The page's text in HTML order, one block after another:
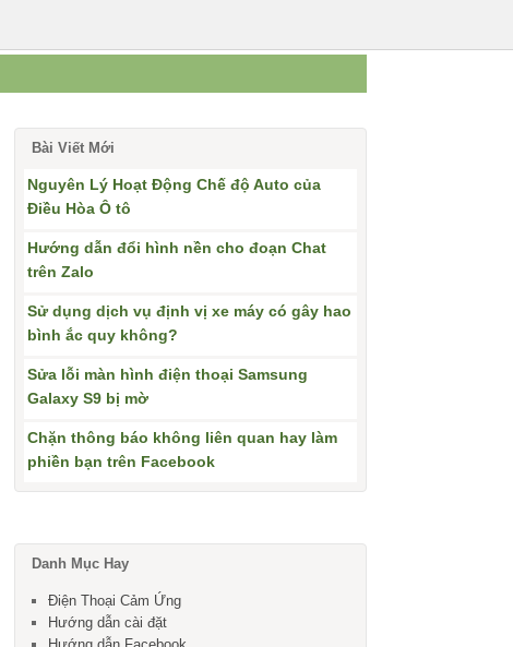
Bài Viết Mới
Nguyên Lý Hoạt Động Chế độ Auto của
Điều Hòa Ô tô
Hướng dẫn đổi hình nền cho đoạn Chat
trên Zalo
Sử dụng dịch vụ định vị xe máy có gây hao
bình ắc quy không?
Sửa lỗi màn hình điện thoại Samsung
Galaxy S9 bị mờ
Chặn thông báo không liên quan hay làm
phiền bạn trên Facebook
Danh Mục Hay
Điện Thoại Cảm Ứng
Hướng dẫn cài đặt